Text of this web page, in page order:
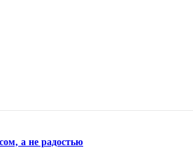
а не радостью